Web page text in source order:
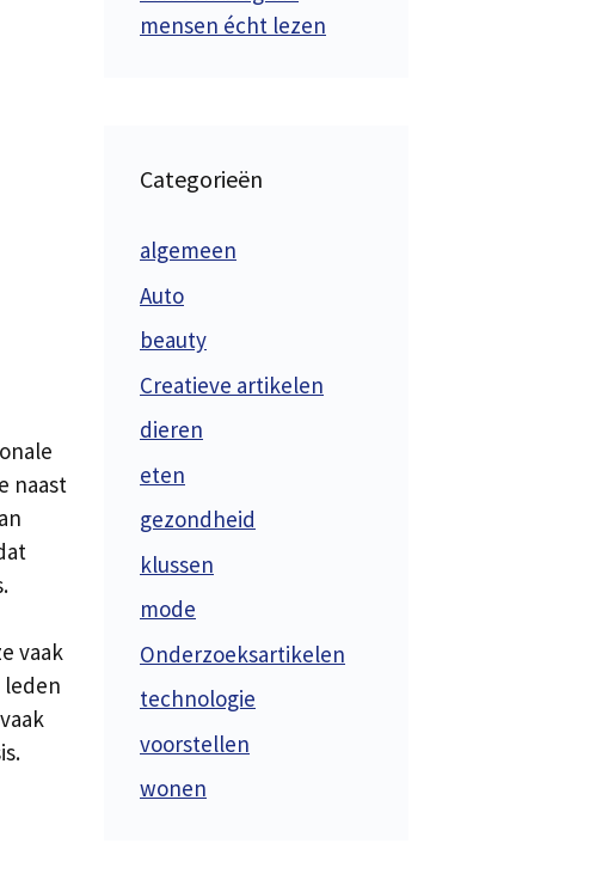
naast
vaak
leden
mensen écht lezen
Categorieën
algemeen
Auto
beauty
Creatieve artikelen
dieren
eten
gezondheid
klussen
mode
Onderzoeksartikelen
technologie
voorstellen
wonen